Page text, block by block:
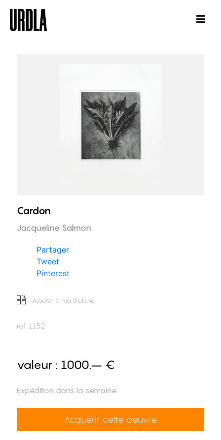
Cardon
Jacqueline Salmon
Partager
Tweet
Pinterest
Ajouter à ma Galerie
ref. 1152
valeur : 1000.– €
Expédition dans la semaine
Acquérir cette oeuvre